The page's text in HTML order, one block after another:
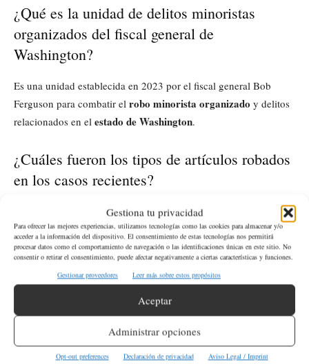
Gestiona tu privacidad
Para ofrecer las mejores experiencias, utilizamos tecnologías como las cookies para almacenar y/o
acceder a la información del dispositivo. El consentimiento de estas tecnologías nos permitirá
procesar datos como el comportamiento de navegación o las identificaciones únicas en este sitio. No
consentir o retirar el consentimiento, puede afectar negativamente a ciertas características y funciones.
Gestionar proveedores
Leer más sobre estos propósitos
Aceptar
Administrar opciones
Opt-out preferences Declaración de privacidad Aviso Legal / Imprint
¿Qué es la unidad de delitos minoristas
organizados del fiscal general de
Washington?
Es una unidad establecida en 2023 por el fiscal general Bob
Ferguson para combatir el robo minorista organizado y delitos
relacionados en el estado de Washington.
¿Cuáles fueron los tipos de artículos robados
en los casos recientes?
Los artículos robados incluyeron motores de embarcaciones
fuera de borda (por Victor J. Matt) y productos alcohólicos de
alta gama (por Jerrell Davis y Tahj Franklin).
¿Qué penas enfrentan los acusados si son
Los acusados podrían enfrentar hasta 10 años de prisión y una
multa de $20,000 por cada cargo, además de la restitución total